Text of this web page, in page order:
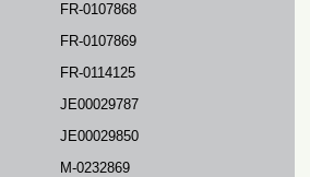
FR-0107868
FR-0107869
FR-0114125
JE00029787
JE00029850
M-0232869